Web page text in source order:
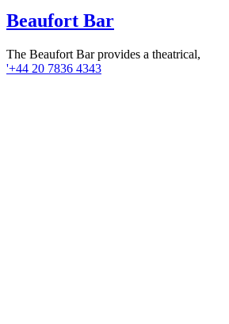
Beaufort Bar
The Beaufort Bar provides a theatrical,
'+44 20 7836 4343